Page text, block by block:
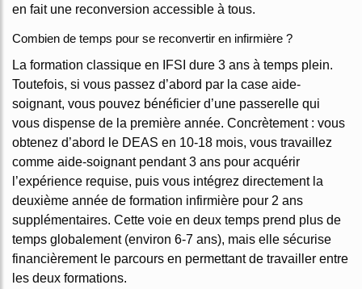
en fait une reconversion accessible à tous.
Combien de temps pour se reconvertir en infirmière ?
La formation classique en IFSI dure 3 ans à temps plein.
Toutefois, si vous passez d’abord par la case aide-
soignant, vous pouvez bénéficier d’une passerelle qui
vous dispense de la première année. Concrètement : vous
obtenez d’abord le DEAS en 10-18 mois, vous travaillez
comme aide-soignant pendant 3 ans pour acquérir
l’expérience requise, puis vous intégrez directement la
deuxième année de formation infirmière pour 2 ans
supplémentaires. Cette voie en deux temps prend plus de
temps globalement (environ 6-7 ans), mais elle sécurise
financièrement le parcours en permettant de travailler entre
les deux formations.